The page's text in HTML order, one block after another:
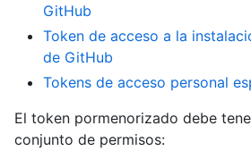
GitHub
Token de acceso a la
de GitHub
Tokens de acceso personal
El token pormenorizado debe
conjunto de permisos: